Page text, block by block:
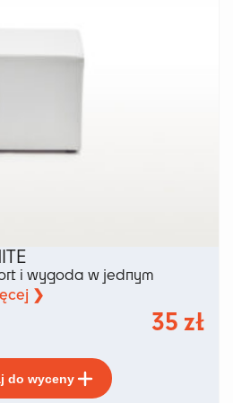
i wygoda w jednym
❯
35 zł
do wyceny
produkt